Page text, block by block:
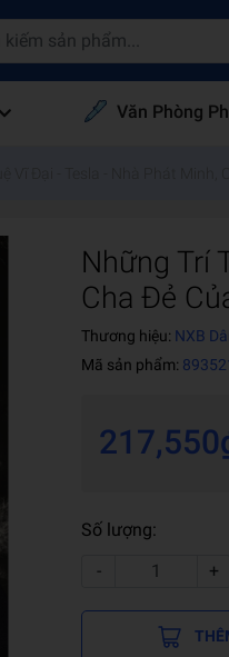
Văn Phòng
Những Trí
Cha Đẻ
Thương hiệu: NXB
Mã sản phẩm:
Số lượng:
-
+